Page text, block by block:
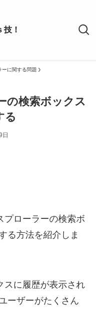
ーに関する問題
の検索ボックス
る
日
プローラーの検索ボ
る方法を紹介しま
スに履歴が表示され
ーザーがたくさん